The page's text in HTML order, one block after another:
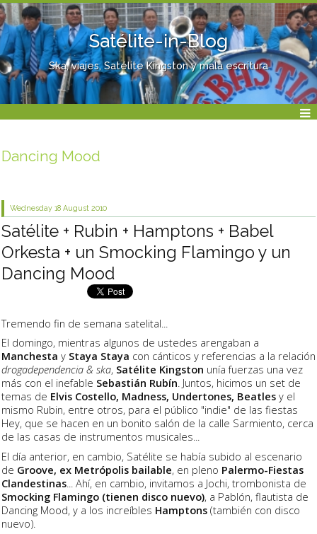
Satélite-in-Blog
Ska, viajes, Satélite Kingston y mala escritura
Dancing Mood
Wednesday 18 August 2010
Satélite + Rubin + Hamptons + Babel
Orkesta + un Smocking Flamingo y un
Dancing Mood
Tremendo fin de semana satelital...
El domingo, mientras algunos de ustedes arengaban a
Manchesta y Staya Staya con cánticos y referencias a la relación
drogadependencia & ska, Satélite Kingston unía fuerzas una vez
más con el inefable Sebastián Rubín. Juntos, hicimos un set de
temas de Elvis Costello, Madness, Undertones, Beatles y el
mismo Rubin, entre otros, para el público "indie" de las fiestas
Hey, que se hacen en un bonito salón de la calle Sarmiento, cerca
de las casas de instrumentos musicales...
El día anterior, en cambio, Satélite se había subido al escenario
de Groove, ex Metrópolis bailable, en pleno Palermo-Fiestas
Clandestinas ... Ahí, en cambio, invitamos a Jochi, trombonista de
Smocking Flamingo (tienen disco nuevo), a Pablón, flautista de
Dancing Mood, y a los increíbles Hamptons (también con disco
nuevo).